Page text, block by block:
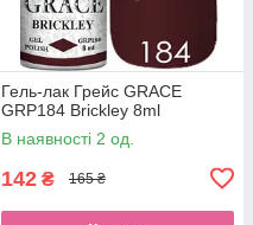
Гель-лак Грейс GRACE
GRP184 Brickley 8ml
В наявності 2 од.
142 ₴ 165 ₴